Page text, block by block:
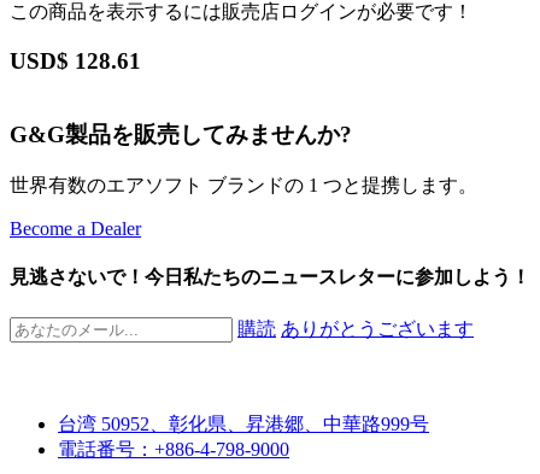
この商品を表示するには販売店ログインが必要です！
USD$ 128.61
G&G製品を販売してみませんか?
世界有数のエアソフト ブランドの 1 つと提携します。
Become a Dealer
見逃さないで！今日私たちのニュースレターに参加しよう！
購読 ありがとうございます
台湾 50952、彰化県、昇港郷、中華路999号
電話番号：+886-4-798-9000